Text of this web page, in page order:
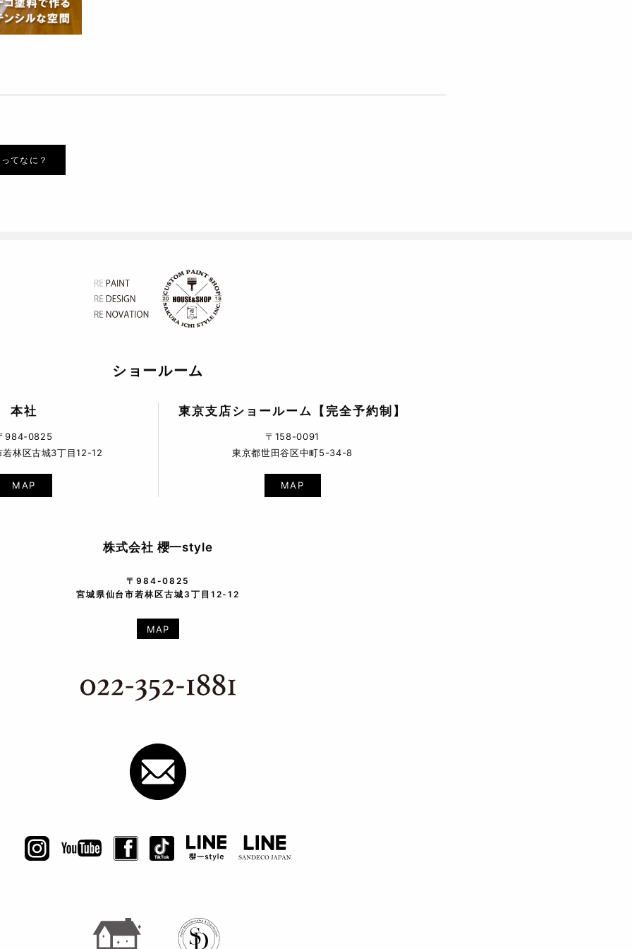
てなに？
ショールーム
本社
984-0825
若林区古城3丁目12-12
MAP
東京支店ショールーム【完全予約制】
〒158-0091
東京都世田谷区中町5-34-8
MAP
株式会社 櫻一style
〒984-0825
宮城県仙台市若林区古城3丁目12-12
MAP